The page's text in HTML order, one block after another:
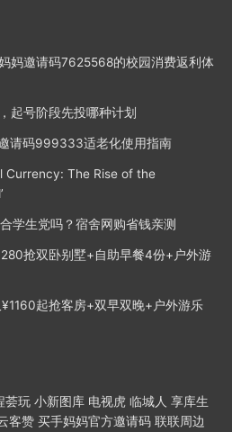
妈邀请码7625568的校园消费返利体
起号阶段先投哪种计划
请码999333适老化使用指南
Currency: The Rise of the
学生党吗？宿舍网购省钱亲测
抢双卧别墅+自助早餐4份+户外游
起抢客房+双早双晚+户外游乐
荟玩 小新图库 电视虎 临城人 享库生
客赞 买手妈妈官方邀请码 联联周边